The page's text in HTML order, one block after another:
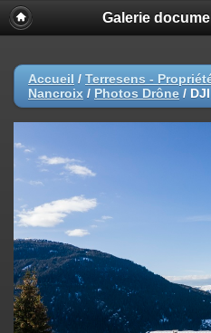
Galerie
Accueil / Terresens -
Nancroix / Photos Drône /